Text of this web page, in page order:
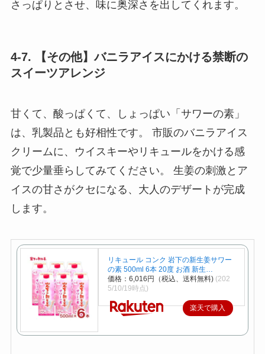
さっぱりとさせ、味に奥深さを出してくれます。
4-7. 【その他】バニラアイスにかける禁断の
スイーツアレンジ
甘くて、酸っぱくて、しょっぱい「サワーの素」
は、乳製品とも好相性です。 市販のバニラアイス
クリームに、ウイスキーやリキュールをかける感
覚で少量垂らしてみてください。 生姜の刺激とア
イスの甘さがクセになる、大人のデザートが完成
します。
リキュール コンク 岩下の新生姜サワー
の素 500ml 6本 20度 お酒 新生…
価格：6,016円（税込、送料無料) (202
5/10/19時点)
楽天で購入